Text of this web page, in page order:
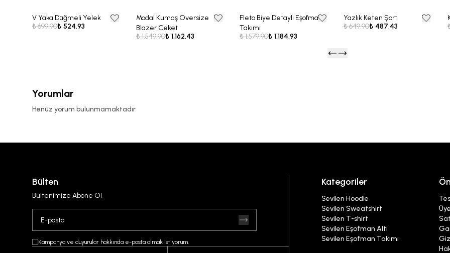
25% OFF
V Yaka Düğmeli Yelek
₺ 699.90₺ 524.93
25% OFF
Modal Kumaş Oversize
Blazer Ceket
₺ 1,549.90₺ 1,162.43
25% OFF
Fleto Biye Detaylı Eşofman
Takımı
₺ 1,579.90₺ 1,184.93
25% OFF
Yazlık Keten Şort
₺ 649.90₺ 487.43
Yorumlar
Henüz yorum bulunmamaktadır
Bülten
Bültenimize Abone Ol
Kampanya ve duyurular hakkında e-posta almak istiyorum.
Kategoriler
Sevilen Hoodie
Sevilen Sweatshirt
Sevilen T-shirt
Sevilen Eşofman Altı
Sevilen Eşofman Takımı